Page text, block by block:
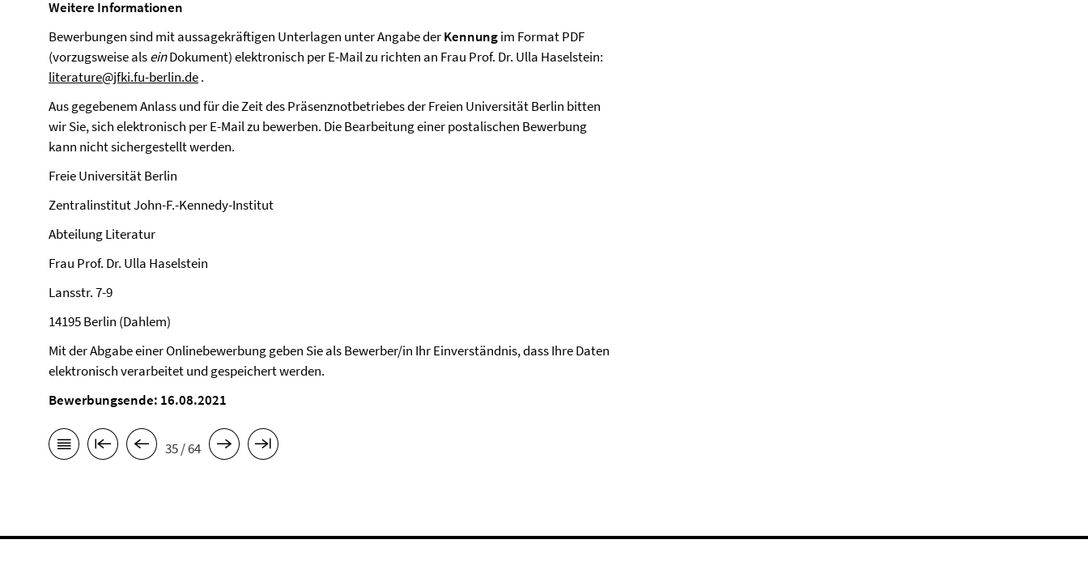
Weitere Informationen
Bewerbungen sind mit aussagekräftigen Unterlagen unter Angabe derKennungim Format PDF
(vorzugsweise alseinDokument) elektronisch per E-Mail zu richten an Frau Prof. Dr. Ulla Haselstein:
literature@jfki.fu-berlin.de.
Aus gegebenem Anlass und für die Zeit des Präsenznotbetriebes der Freien Universität Berlin bitten
wir Sie, sich elektronisch per E-Mail zu bewerben. Die Bearbeitung einer postalischen Bewerbung
kann nicht sichergestellt werden.
Freie Universität Berlin
Zentralinstitut John-F.-Kennedy-Institut
Abteilung Literatur
Frau Prof. Dr. Ulla Haselstein
Lansstr. 7-9
14195 Berlin (Dahlem)
Mit der Abgabe einer Onlinebewerbung geben Sie als Bewerber/in Ihr Einverständnis, dass Ihre Daten
elektronisch verarbeitet und gespeichert werden.
Bewerbungsende: 16.08.2021
35 / 64